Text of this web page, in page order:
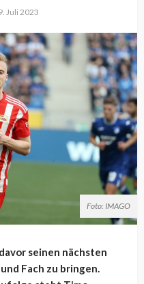
Juli 2023
Foto: IMAGO
seinen nächsten
Fach zu bringen.